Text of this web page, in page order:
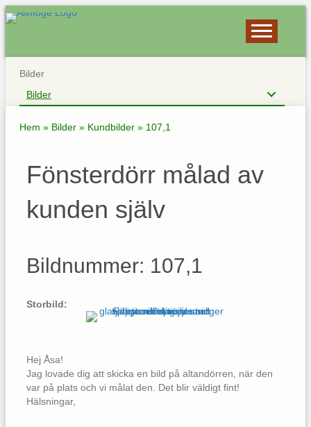
Bilder
Bilder
Hem » Bilder » Kundbilder » 107,1
Fönsterdörr målad av
kunden själv
Bildnummer: 107,1
Storbild:
Hej Åsa!
Jag lovade dig att skicka en bild på altandörren, när den
var på plats och vi målat den. Det blir väldigt fint!
Hälsningar,